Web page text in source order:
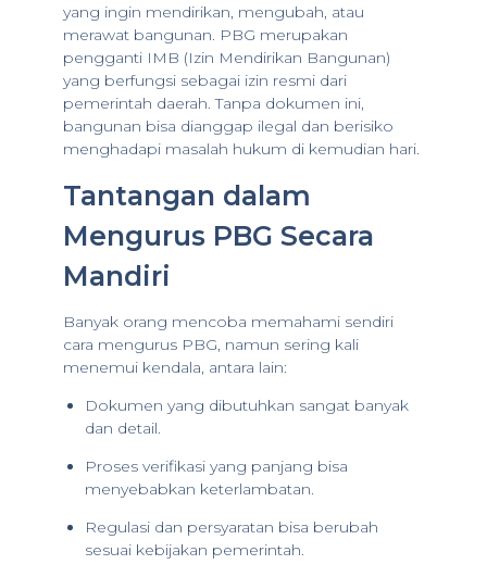
yang ingin mendirikan, mengubah, atau
merawat bangunan. PBG merupakan
pengganti IMB (Izin Mendirikan Bangunan)
yang berfungsi sebagai izin resmi dari
pemerintah daerah. Tanpa dokumen ini,
bangunan bisa dianggap ilegal dan berisiko
menghadapi masalah hukum di kemudian hari.
Tantangan dalam
Mengurus PBG Secara
Mandiri
Banyak orang mencoba memahami sendiri
cara mengurus PBG, namun sering kali
menemui kendala, antara lain:
Dokumen yang dibutuhkan sangat banyak
dan detail.
Proses verifikasi yang panjang bisa
menyebabkan keterlambatan.
Regulasi dan persyaratan bisa berubah
sesuai kebijakan pemerintah.